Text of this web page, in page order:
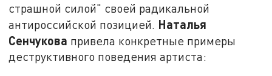
страшной силой" своей радикальной
антироссийской позицией. Наталья
Сенчукова привела конкретные примеры
деструктивного поведения артиста: